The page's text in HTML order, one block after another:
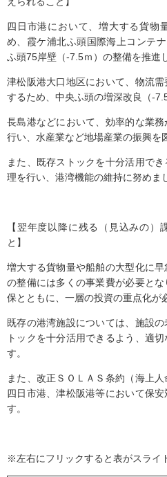
四日市港において、増大する貨物
め、霞ケ浦北ふ頭国際海上コンテ
ふ頭75岸壁（-7.5ｍ）の整備を推進
津松阪港大口地区において、物流
するため、中央ふ頭の増深改良（-
長島港などにおいて、効率的な業
行い、水産業など地場産業の振興を
また、既存ストックを十分活用で
理を行い、港湾機能の維持に努めま
【翌年度以降に残る（見込みの）
と】
増大する貨物量や船舶の大型化に
の整備には多くの事業費が必要と
保とともに、一層の投資の重点化が
既存の港湾施設については、施設
トックを十分活用できるよう、適
す。
また、改正ＳＯＬＡＳ条約（海上
四日市港、津松阪港等において保
す。
※左右にフリックすると表がスライ